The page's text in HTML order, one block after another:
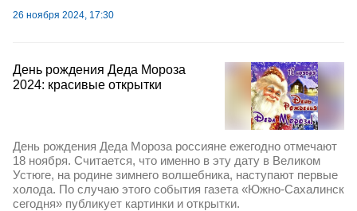
26 ноября 2024, 17:30
День рождения Деда Мороза
2024: красивые открытки
День рождения Деда Мороза россияне ежегодно отмечают
18 ноября. Считается, что именно в эту дату в Великом
Устюге, на родине зимнего волшебника, наступают первые
холода. По случаю этого события газета «Южно-Сахалинск
сегодня» публикует картинки и открытки.